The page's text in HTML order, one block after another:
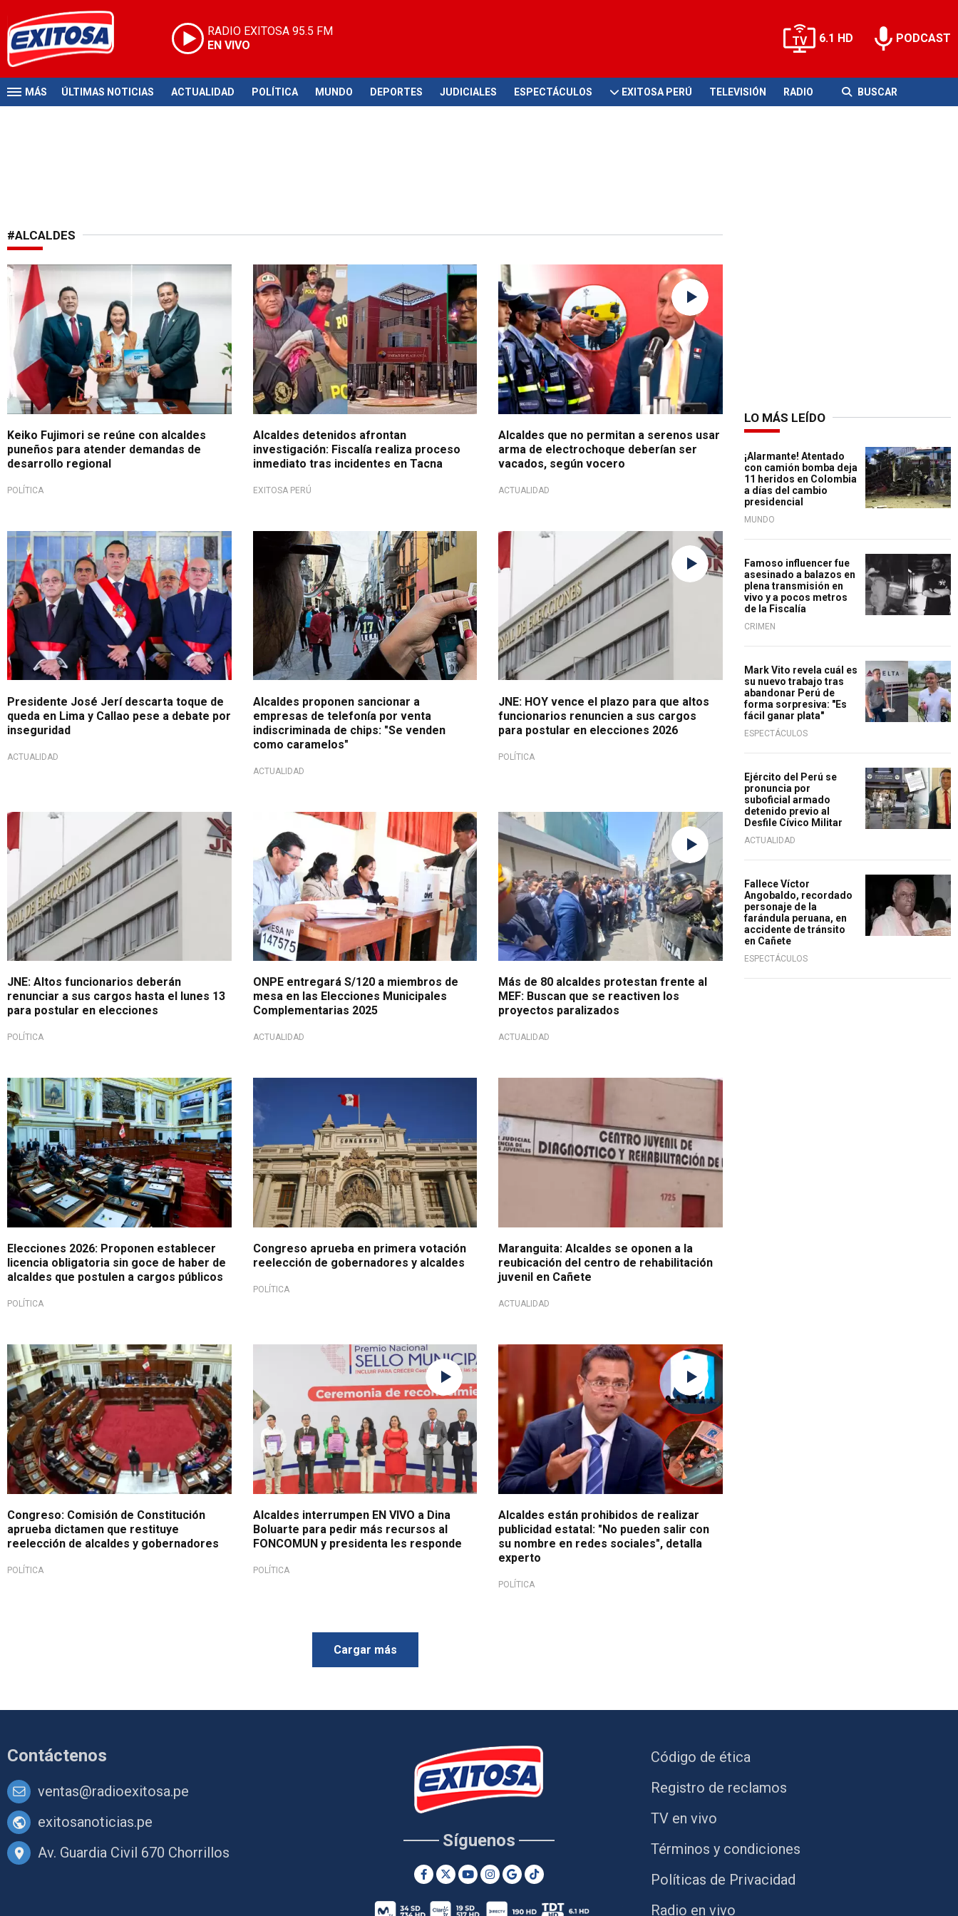
RADIO EXITOSA 95.5 FM
EN VIVO
6.1 HD PODCAST
MÁS ÚLTIMAS NOTICIAS ACTUALIDAD POLÍTICA MUNDO DEPORTES JUDICIALES ESPECTÁCULOS EXITOSA PERÚ TELEVISIÓN RADIO BUSCAR
#ALCALDES
Autoridades del altiplano
Keiko Fujimori se reúne con alcaldes
puneños para atender demandas de
desarrollo regional
POLÍTICA
Autoridades detenidas
Alcaldes detenidos afrontan
investigación: Fiscalía realiza proceso
inmediato tras incidentes en Tacna
EXITOSA PERÚ
Alcaldes que no permitan a serenos usar
arma de electrochoque deberían ser
vacados, según vocero
ACTUALIDAD
Gobierno desestima restricción
Presidente José Jerí descarta toque de
queda en Lima y Callao pese a debate por
inseguridad
ACTUALIDAD
Mucha atención
Alcaldes proponen sancionar a
empresas de telefonía por venta
indiscriminada de chips: "Se venden
como caramelos"
ACTUALIDAD
¡Último día!
JNE: HOY vence el plazo para que altos
funcionarios renuncien a sus cargos
para postular en elecciones 2026
POLÍTICA
Fecha importante
JNE: Altos funcionarios deberán
renunciar a sus cargos hasta el lunes 13
para postular en elecciones
POLÍTICA
A tomar nota
ONPE entregará S/120 a miembros de
mesa en las Elecciones Municipales
Complementarias 2025
ACTUALIDAD
¡Atención!
Más de 80 alcaldes protestan frente al
MEF: Buscan que se reactiven los
proyectos paralizados
ACTUALIDAD
¡Atención!
Elecciones 2026: Proponen establecer
licencia obligatoria sin goce de haber de
alcaldes que postulen a cargos públicos
POLÍTICA
Congreso aprueba en primera votación
reelección de gobernadores y alcaldes
POLÍTICA
Maranguita: Alcaldes se oponen a la
reubicación del centro de rehabilitación
juvenil en Cañete
ACTUALIDAD
Proyecto pasará al Pleno
Congreso: Comisión de Constitución
aprueba dictamen que restituye
reelección de alcaldes y gobernadores
POLÍTICA
Presidenta justificó reducción por
manifestaciones en 2023
Alcaldes interrumpen EN VIVO a Dina
Boluarte para pedir más recursos al
FONCOMUN y presidenta les responde
POLÍTICA
Por actividad proselitista
Alcaldes están prohibidos de realizar
publicidad estatal: "No pueden salir con
su nombre en redes sociales", detalla
experto
POLÍTICA
Cargar más
LO MÁS LEÍDO
¡Alarmante! Atentado
con camión bomba deja
11 heridos en Colombia
a días del cambio
presidencial
MUNDO
Famoso influencer fue
asesinado a balazos en
plena transmisión en
vivo y a pocos metros
de la Fiscalía
CRIMEN
Mark Vito revela cuál es
su nuevo trabajo tras
abandonar Perú de
forma sorpresiva: "Es
fácil ganar plata"
ESPECTÁCULOS
Ejército del Perú se
pronuncia por
suboficial armado
detenido previo al
Desfile Cívico Militar
ACTUALIDAD
Fallece Víctor
Angobaldo, recordado
personaje de la
farándula peruana, en
accidente de tránsito
en Cañete
ESPECTÁCULOS
Contáctenos
ventas@radioexitosa.pe
exitosanoticias.pe
Av. Guardia Civil 670 Chorrillos
Síguenos
Código de ética
Registro de reclamos
TV en vivo
Términos y condiciones
Políticas de Privacidad
Radio en vivo